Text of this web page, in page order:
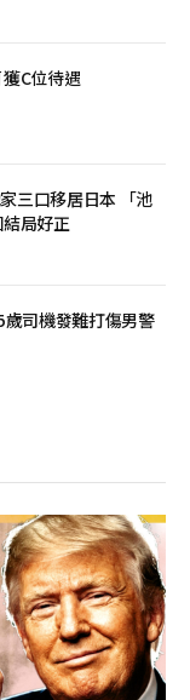
C位待遇
三口移居日本 「池
局好正
司機發難打傷男警